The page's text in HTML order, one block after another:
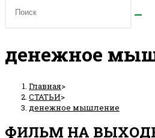
денежное
Главная>
СТАТЬИ>
денежное мышление
ФИЛЬМ НА